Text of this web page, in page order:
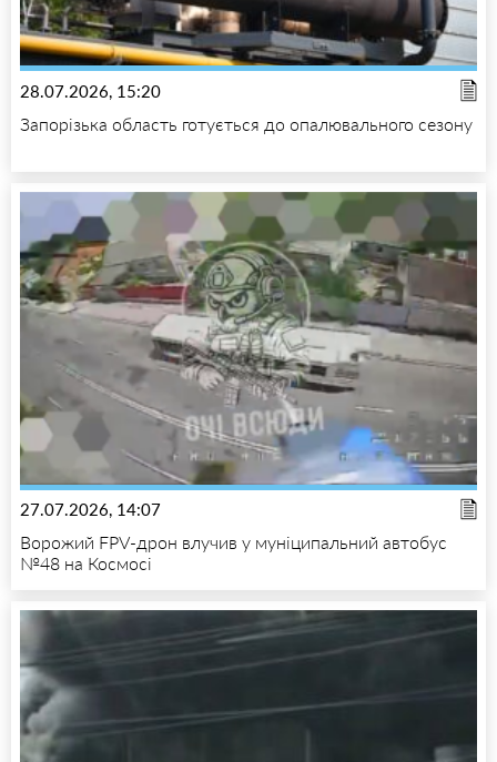
28.07.2026, 15:20
Запорізька область готується до опалювального сезону
27.07.2026, 14:07
Ворожий FPV-дрон влучив у муніципальний автобус
№48 на Космосі